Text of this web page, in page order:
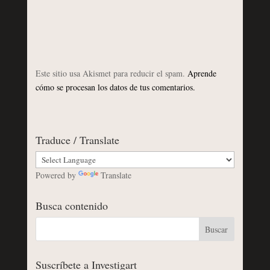
Este sitio usa Akismet para reducir el spam. Aprende
cómo se procesan los datos de tus comentarios.
Traduce / Translate
Powered by Translate
Busca contenido
Suscríbete a Investigart